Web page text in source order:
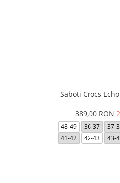
Saboti Crocs
389,00 RON
48-49 36-37 37-
41-42
42-43 43-